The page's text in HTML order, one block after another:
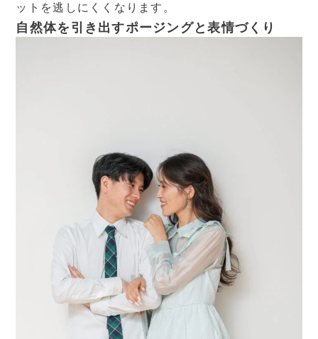
ットを逃しにくくなります。
自然体を引き出すポージングと表情づくり